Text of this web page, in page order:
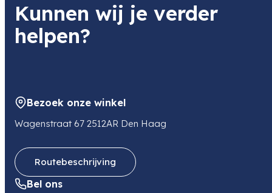
Kunnen wij je verder
helpen?
Bezoek onze winkel
Wagenstraat 67 2512AR Den Haag
Routebeschrijving
Bel ons